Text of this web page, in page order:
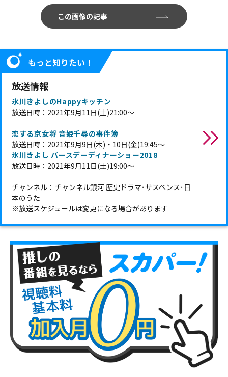
この画像の記事
もっと知りたい！
放送情報
氷川きよしのHappyキッチン
放送日時：2021年9月11日(土)21:00～
恋する京女将 音姫千尋の事件簿
放送日時：2021年9月9日(木)・10日(金)19:45～
氷川きよし バースデーディナーショー2018
放送日時：2021年9月11日(土)19:00～
チャンネル：チャンネル銀河 歴史ドラマ･サスペンス･日
本のうた
※放送スケジュールは変更になる場合があります